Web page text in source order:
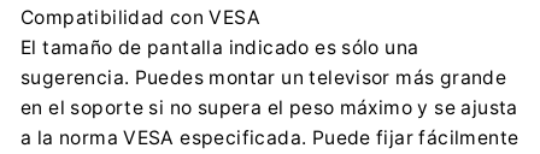
Compatibilidad con VESA
El tamaño de pantalla indicado es sólo una
sugerencia. Puedes montar un televisor más grande
en el soporte si no supera el peso máximo y se ajusta
a la norma VESA especificada. Puede fijar fácilmente